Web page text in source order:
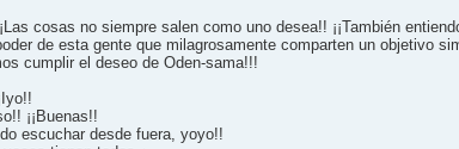
cosas no siempre salen como uno desea!! ¡¡También
de esta gente que milagrosamente comparten un objetivo
cumplir el deseo de Oden-sama!!!
¡¡Buenas!!
escuchar desde fuera, yoyo!!